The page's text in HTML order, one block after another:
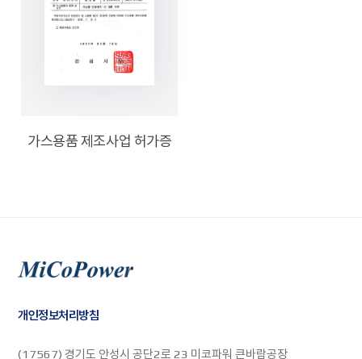
가스용품 제조사업 허가증
개인정보처리방침
(17567) 경기도 안성시 공단2로 23 미코파워 큰바람공장